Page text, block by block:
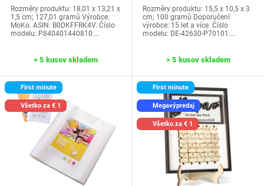
Rozměry produktu: 18,01 x 13,21 x
1,5 cm; 127,01 gramů Výrobce:
MoKo. ASIN: B0DKFFRK4V. Číslo
modelu: P840401440810.…
> 5 kusov skladem
Rozměry produktu: 15,5 x 10,5 x 3
cm; 100 gramů Doporučení
výrobce: 15 let a více. Číslo
modelu: DE-42630-P70101.…
> 5 kusov skladem
First minute
Všetko za € 1
First minute
Megavýpredaj
Všetko za € 1